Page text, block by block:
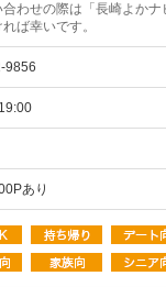
わせの際は「長崎よかナ
ば幸いです。
9856
あり